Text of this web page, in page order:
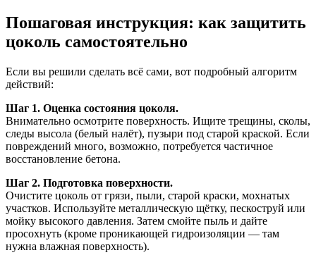
Пошаговая инструкция: как защитить
цоколь самостоятельно
Если вы решили сделать всё сами, вот подробный алгоритм
действий:
Шаг 1. Оценка состояния цоколя.
Внимательно осмотрите поверхность. Ищите трещины, сколы,
следы высола (белый налёт), пузыри под старой краской. Если
повреждений много, возможно, потребуется частичное
восстановление бетона.
Шаг 2. Подготовка поверхности.
Очистите цоколь от грязи, пыли, старой краски, мохнатых
участков. Используйте металлическую щётку, пескоструй или
мойку высокого давления. Затем смойте пыль и дайте
просохнуть (кроме проникающей гидроизоляции — там
нужна влажная поверхность).